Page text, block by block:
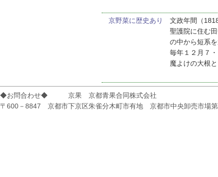
京野菜に歴史あり
文政年間（
聖護院に住む
の中から短系
毎年１２月７
魔よけの大根
◆お問合わせ◆ 京果 京都青果合同株式会社
〒600－8847 京都市下京区朱雀分木町市有地 京都市中央卸売市